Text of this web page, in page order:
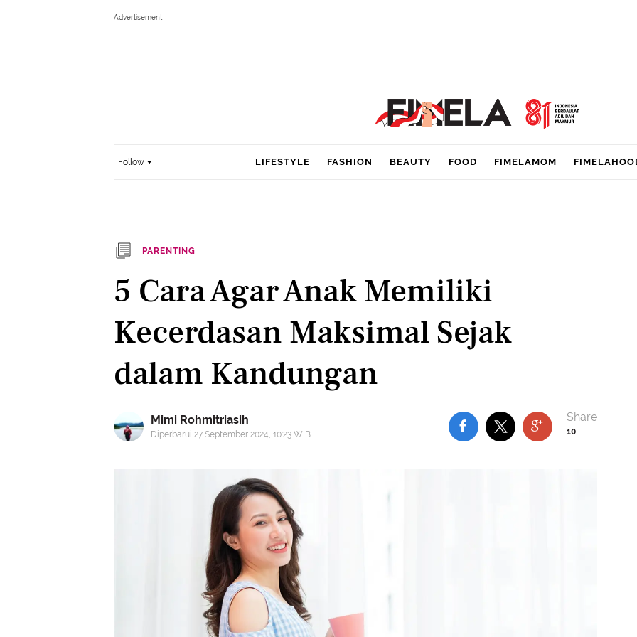
Follow LIFESTYLE FASHION BEAUTY FOOD FIMELAMOM
PARENTING
5 Cara Agar Anak Memiliki
Kecerdasan Maksimal Sejak
dalam Kandungan
Mimi Rohmitriasih
Diperbarui 27 September 2024, 10:23 WIB 10